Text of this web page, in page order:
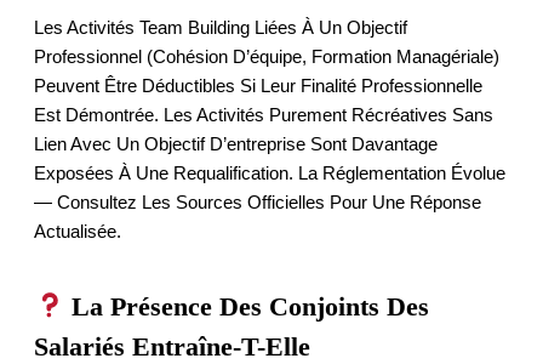
Les Activités Team Building Liées À Un Objectif
Professionnel (cohésion D’équipe, Formation Managériale)
Peuvent Être Déductibles Si Leur Finalité Professionnelle
Est Démontrée. Les Activités Purement Récréatives Sans
Lien Avec Un Objectif D’entreprise Sont Davantage
Exposées À Une Requalification. La Réglementation Évolue
— Consultez Les Sources Officielles Pour Une Réponse
Actualisée.
La Présence Des Conjoints Des
Salariés Entraîne-T-Elle